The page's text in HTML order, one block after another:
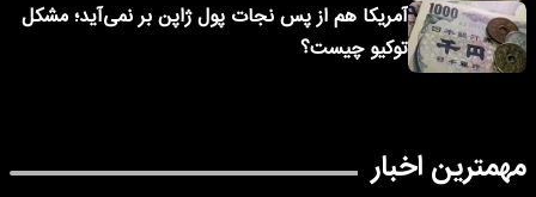
آمریکا هم از پس نجات پول ژاپن بر نمی‌آید؛ مشکل
توکیو چیست؟
مهمترین اخبار